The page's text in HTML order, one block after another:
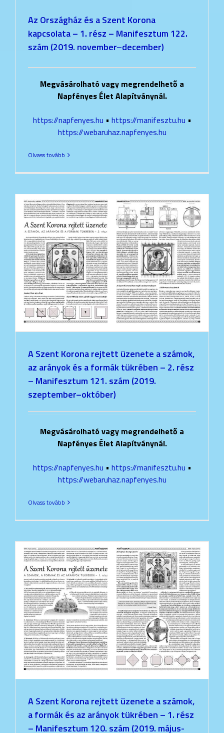
Az Országház és a Szent Korona
kapcsolata – 1. rész – Manifesztum 122.
szám (2019. november–december)
Megvásárolható vagy megrendelhető a
Napfényes Élet Alapítványnál.
https://napfenyes.hu • https://manifesztu.hu •
https://webaruhaz.napfenyes.hu
Olvass tovább
A Szent Korona rejtett üzenete a számok,
az arányok és a formák tükrében – 2. rész
– Manifesztum 121. szám (2019.
szeptember–október)
Megvásárolható vagy megrendelhető a
Napfényes Élet Alapítványnál.
https://napfenyes.hu • https://manifesztu.hu •
https://webaruhaz.napfenyes.hu
Olvass tovább
A Szent Korona rejtett üzenete a számok,
a formák és az arányok tükrében – 1. rész
– Manifesztum 120. szám (2019. május-